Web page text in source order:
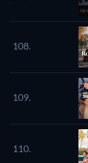
108.
109.
110.